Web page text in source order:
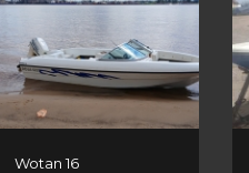
Wotan 16